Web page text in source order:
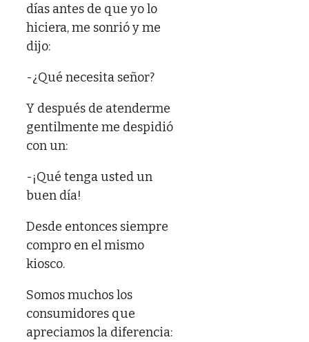
días antes de que yo lo
hiciera, me sonrió y me
dijo:
-¿Qué necesita señor?
Y después de atenderme
gentilmente me despidió
con un:
-¡Qué tenga usted un
buen día!
Desde entonces siempre
compro en el mismo
kiosco.
Somos muchos los
consumidores que
apreciamos la diferencia: